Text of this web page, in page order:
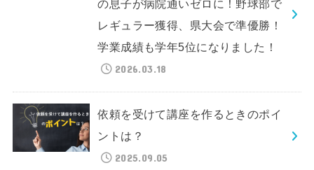
の息子が病院通いゼロに！野球部で
レギュラー獲得、県大会で準優勝！
学業成績も学年5位になりました！
2026.03.18
依頼を受けて講座を作るときのポイ
ントは？
2025.09.05